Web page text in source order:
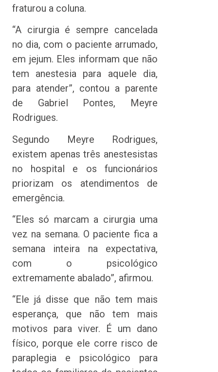
fraturou a coluna.
“A cirurgia é sempre cancelada
no dia, com o paciente arrumado,
em jejum. Eles informam que não
tem anestesia para aquele dia,
para atender”, contou a parente
de Gabriel Pontes, Meyre
Rodrigues.
Segundo Meyre Rodrigues,
existem apenas três anestesistas
no hospital e os funcionários
priorizam os atendimentos de
emergência.
“Eles só marcam a cirurgia uma
vez na semana. O paciente fica a
semana inteira na expectativa,
com o psicológico
extremamente abalado”, afirmou.
“Ele já disse que não tem mais
esperança, que não tem mais
motivos para viver. É um dano
físico, porque ele corre risco de
paraplegia e psicológico para